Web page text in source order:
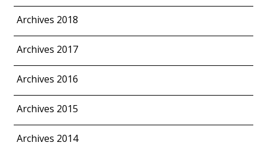
Archives 2018
Archives 2017
Archives 2016
Archives 2015
Archives 2014